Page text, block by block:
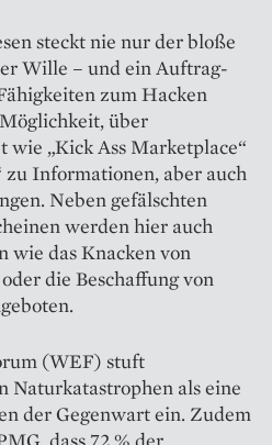
steckt nie nur der bloße
Wille – und ein Auftrag­
zum Hacken
über
„Kick Ass Marketplace“
zu Informationen, aber auch
Neben gefälschten
werden hier auch
wie das Knacken von
die Beschaffung von
(WEF) stuft
als eine
der Gegenwart ein. Zudem